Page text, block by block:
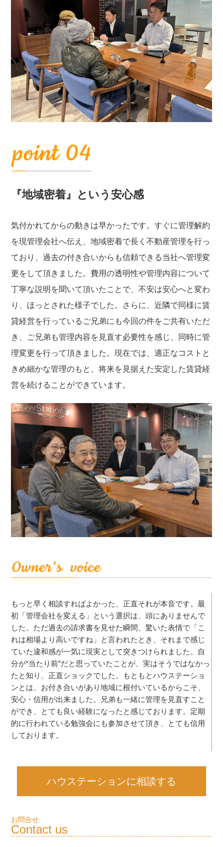
『地域密着』という安心感
気付かれてからの動きは早かったです。すぐに管理解約
を現管理会社へ伝え、地域密着で長く不動産管理を行っ
ており、過去の付き合いからも信頼できる当社へ管理変
更をして頂きました。費用の透明性や管理内容について
丁寧な説明を聞いて頂いたことで、不安は安心へと変わ
り、ほっとされた様子でした。さらに、近隣で同様に賃
貸経営を行っているご兄弟にも今回の件をご共有いただ
き、ご兄弟も管理内容を見直す必要性を感じ、同時に管
理変更を行って頂きました。現在では、適正なコストと
きめ細かな管理のもと、将来を見据えた安定した賃貸経
営を続けることができています。
もっと早く相談すればよかった、正直それが本音です。最
初「管理会社を変える」という選択は、頭にありませんで
した。ただ過去の請求書を見せた瞬間、驚いた表情で「こ
れは相場より高いですね」と言われたとき、それまで感じ
ていた違和感が一気に現実として突きつけられました。自
分が“当たり前”だと思っていたことが、実はそうではなかっ
たと知り、正直ショックでした。もともとハウステーショ
ンとは、お付き合いがあり地域に根付いているからこそ、
安心・信用が出来ました。兄弟も一緒に管理を見直すこと
ができ、とても良い経験になったと感じております。定期
的に行われている勉強会にも参加させて頂き、とても信用
しております。
ハウステーションに相談する
お問合せ
Contact us